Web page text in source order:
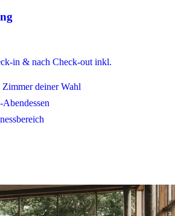
in & nach Check-out inkl.
deiner Wahl